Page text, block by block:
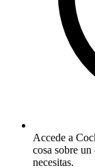
Accede a
cosa sobre
necesitas.